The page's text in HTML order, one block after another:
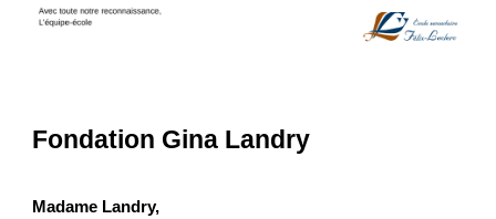
Fondation Gina Landry
Madame Landry,